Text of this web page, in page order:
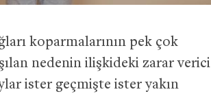
koparmalarının pek çok
nedenin ilişkideki zarar verici
ister geçmişte ister yakın